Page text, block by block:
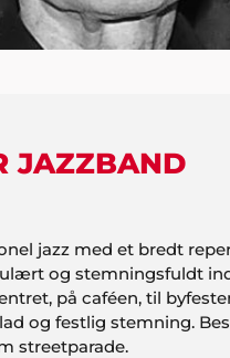
JAZZBAND
jazz med et bredt
og stemningsfuldt
på caféen, til
og festlig stemning.
streetparade.